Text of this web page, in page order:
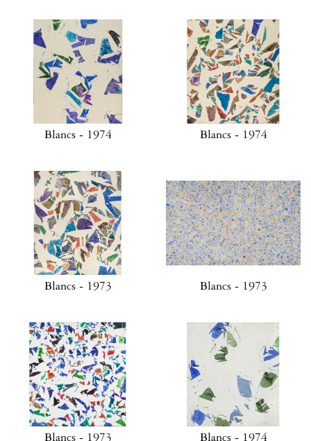
Blancs - 1974 Blancs - 1974
Blancs - 1973 Blancs - 1973